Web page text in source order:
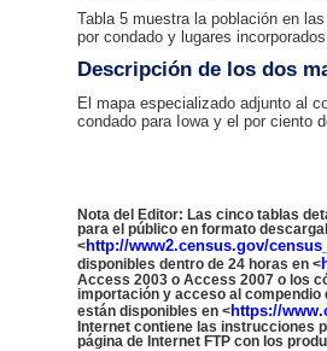
Tabla 5 muestra la población en
por condado y lugares
Descripción de los dos
El mapa especializado adjunto al
condado para Iowa y el por ciento
Nota del Editor: Las cinco tablas
para el público en formato
<http://www2.census.gov/
disponibles dentro de 24 horas en <
Access 2003 o Access 2007 o los
importación y acceso al compendio
están disponibles en <https://
Internet contiene las instrucciones
página de Internet FTP con los